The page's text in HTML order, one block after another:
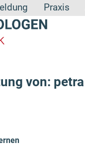
Praxis
von: petra